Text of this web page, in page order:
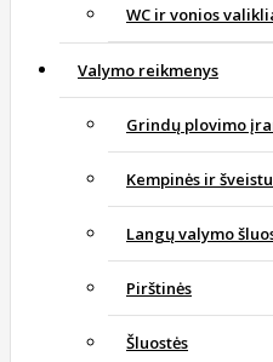
WC ir vonios
Valymo reikmenys
Grindų plovimo
Kempinės ir
Langų valymo
Pirštinės
Šluostės